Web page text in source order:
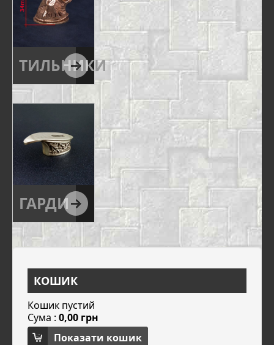
ТИЛЬНИКИ
ГАРДИ
КОШИК
Кошик пустий
Сума : 0,00 грн
Показати кошик